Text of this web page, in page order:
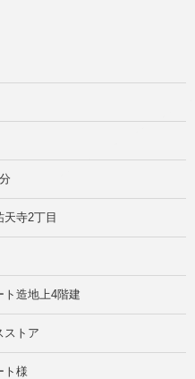
天寺2丁目
ト造地上4階建
ストア
ト様